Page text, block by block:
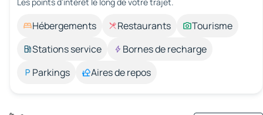
Hébergements Restaurants
Tourisme
Stations service
Bornes de recharge
Parkings
Aires de repos